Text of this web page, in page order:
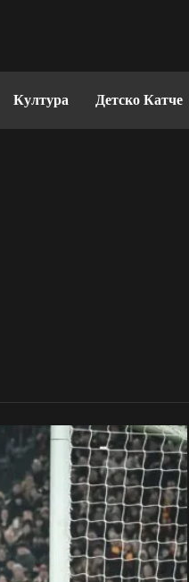
Култура Детско Катче